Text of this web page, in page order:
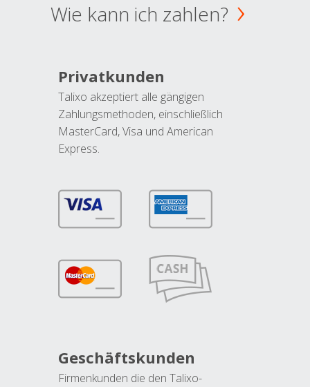
Wie kann ich zahlen?
Privatkunden
Talixo akzeptiert alle gängigen
Zahlungsmethoden, einschließlich
MasterCard, Visa und American
Express.
Geschäftskunden
Firmenkunden die den Talixo-